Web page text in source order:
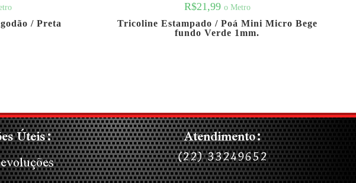
/ Preta
R$21,99 o Metro
Tricoline Estampado / Poá Mini Micro Bege
fundo Verde 1mm.
Úteis:
Atendimento:
(22) 33249652